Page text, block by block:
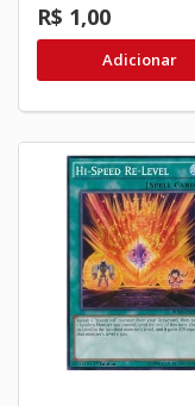
R$ 1,00
Adicionar